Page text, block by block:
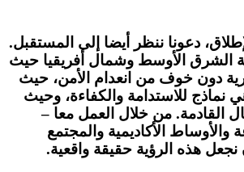
دعونا ننظر أيضا إلى المستقبل.
الشرق الأوسط وشمال أفريقيا حيث
دون خوف من انعدام الأمن، حيث
نماذج للاستدامة والكفاءة، وحيث
القادمة. من خلال العمل معا –
والأوساط الأكاديمية والمجتمع
نجعل هذه الرؤية حقيقة واقعية.